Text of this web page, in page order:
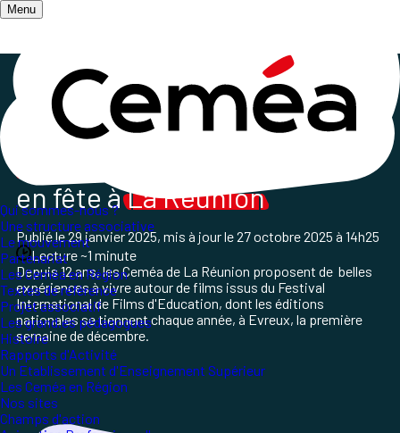
Menu
Qui sommes-nous ?
Une structure associative
Le mouvement
Partenariat
Les Ceméa en Région
Textes de référence
Projet associatif
Les grand.es pédagogues
Histoire
Rapports d'Activité
Un Etablissement d'Enseignement Supérieur
Les Ceméa en Région
Nos sites
Champs d'action
Accueil/ Qui sommes-nous ? / Les Ceméa en Région
Fife à La Réunion
...Le Fife
en fête àLa Réunion
Publié le29 janvier 2025, mis à jour le27 octobre 2025 à 14h25
Lecture ~1 minute
Depuis 12 ans, les Ceméa de La Réunion proposent de belles
expériences à vivre autour de films issus du Festival
International de Films d'Education, dont les éditions
nationales se tiennent chaque année, à Evreux, la première
semaine de décembre.